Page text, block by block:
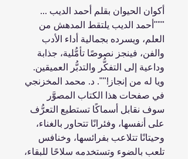
أكوان الحيوان بقلم أحمد الديب ...
"""أحمد الديب يلتقط المدهش من
العلم، ويسرده بجمالية أداء الأدب
والفن، فينجز نصوصًا تأمُّلية، جذابة
وداعية إلى التفكُّر والتدبُّر العميقين.
ويا له من إنجاز!"". د. محمد المخزنجي
في صفحات هذا الكتاب المصوَّر
سوف نقابل أسماكًا تستطيع التعرُّف
على أنفسها، وفئرانًا تتحاور بالغناء،
وحيتانًا تتلاعب بفرائسها، وخنافس
تلعب بالضوء وتستخدمه سلاحًا للبقاء،